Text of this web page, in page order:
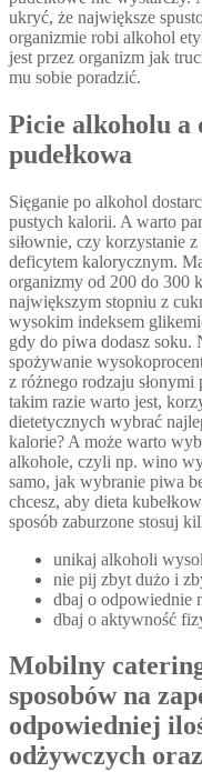
ukryć, że największe
organizmie robi alkohol
jest przez organizm jak
mu sobie poradzić.
Picie alkoholu a
pudełkowa
Sięganie po alkohol
pustych kalorii. A warto
siłownie, czy korzystanie
deficytem kalorycznym.
organizmy od 200 do 300
największym stopniu z
wysokim indeksem
gdy do piwa dodasz soku.
spożywanie
z różnego rodzaju
takim razie warto jest,
dietetycznych wybrać
kalorie? A może warto
alkohole, czyli np. wino
samo, jak wybranie piwa
chcesz, aby dieta
sposób zaburzone stosuj
unikaj alkoholi
nie pij zbyt dużo i
dbaj o odpowiednie
dbaj o aktywność
Mobilny
sposobów na
odpowiedniej
odżywczych